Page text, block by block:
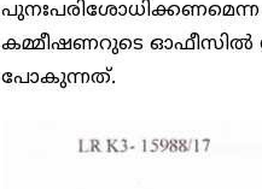
കമ്മീഷണറുടെ ഓഫീസിൽ
പോകുന്നത്.